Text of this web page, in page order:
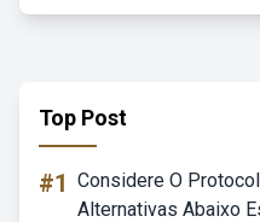
Top Post
#1 Considere O
Alternativas Abaixo